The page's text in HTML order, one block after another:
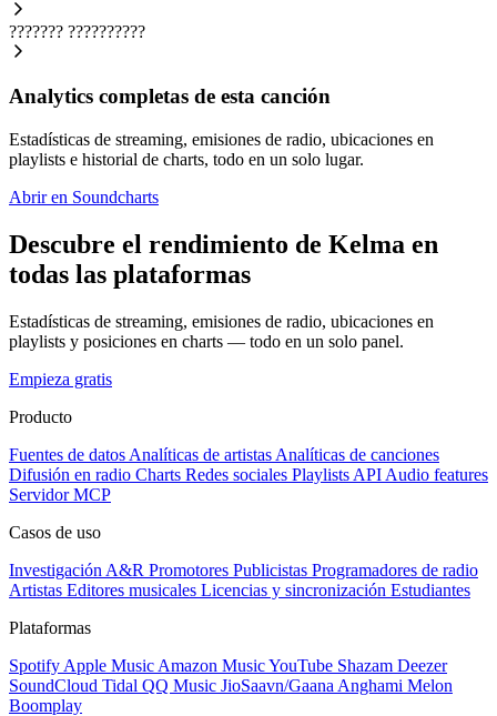
??????? ??????????
Analytics completas de esta canción
Estadísticas de streaming, emisiones de radio, ubicaciones en
playlists e historial de charts, todo en un solo lugar.
Abrir en Soundcharts
Descubre el rendimiento de Kelma en
todas las plataformas
Estadísticas de streaming, emisiones de radio, ubicaciones en
playlists y posiciones en charts — todo en un solo panel.
Empieza gratis
Producto
Fuentes de datos Analíticas de artistas Analíticas de canciones
Difusión en radio Charts Redes sociales Playlists API Audio features
Servidor MCP
Casos de uso
Investigación A&R Promotores Publicistas Programadores de radio
Artistas Editores musicales Licencias y sincronización Estudiantes
Plataformas
Spotify Apple Music Amazon MusicYouTube Shazam Deezer
SoundCloud Tidal QQ Music JioSaavn/Gaana Anghami Melon
Boomplay